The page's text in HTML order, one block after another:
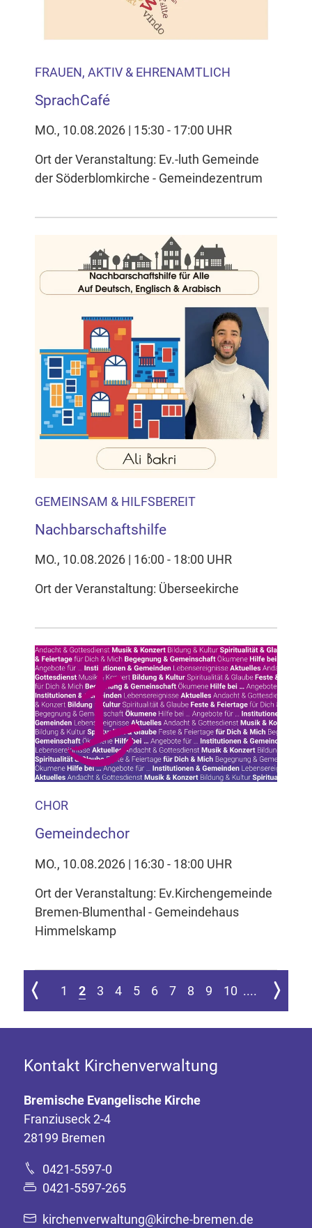
FRAUEN, AKTIV & EHRENAMTLICH
SprachCafé
MO., 10.08.2026 | 15:30 - 17:00 UHR
Ort der Veranstaltung: Ev.-luth Gemeinde
der Söderblomkirche - Gemeindezentrum
GEMEINSAM & HILFSBEREIT
Nachbarschaftshilfe
MO., 10.08.2026 | 16:00 - 18:00 UHR
Ort der Veranstaltung: Überseekirche
CHOR
Gemeindechor
MO., 10.08.2026 | 16:30 - 18:00 UHR
Ort der Veranstaltung: Ev.Kirchengemeinde
Bremen-Blumenthal - Gemeindehaus
Himmelskamp
Seite springen
Zur vorherigen Seite
1 2 3 4 5 6 7 8 9 10 .... Zur
Kontakt Kirchenverwaltung
Bremische Evangelische Kirche
Franziuseck 2-4
28199 Bremen
0421-5597-0
0421-5597-265
kirchenverwaltung@kirche-bremen.de